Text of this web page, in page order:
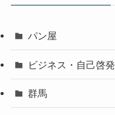
パン屋
ビジネス・自己啓発
群馬